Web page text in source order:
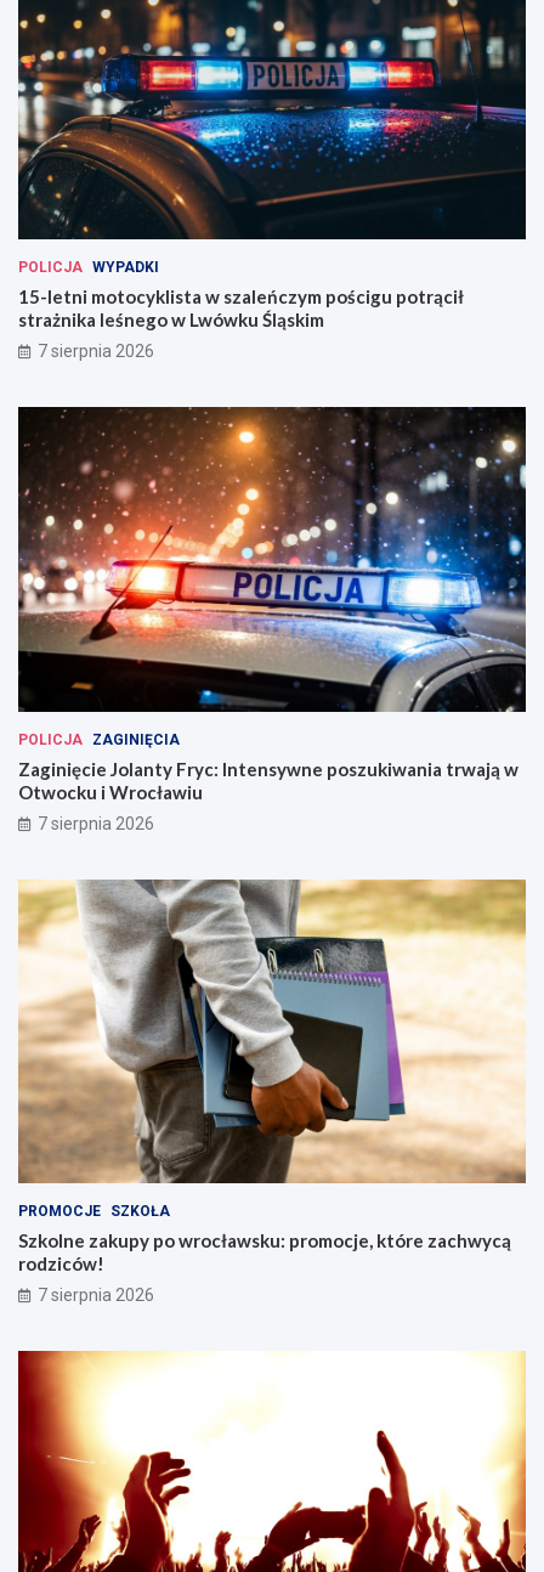
POLICJA WYPADKI
15-letni motocyklista w szaleńczym pościgu potrącił
strażnika leśnego w Lwówku Śląskim
7 sierpnia 2026
POLICJA ZAGINIĘCIA
Zaginięcie Jolanty Fryc: Intensywne poszukiwania trwają w
Otwocku i Wrocławiu
7 sierpnia 2026
PROMOCJE SZKOŁA
Szkolne zakupy po wrocławsku: promocje, które zachwycą
rodziców!
7 sierpnia 2026